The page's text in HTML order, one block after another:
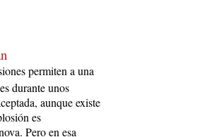
permiten a una
durante unos
aunque existe
es
Pero en esa